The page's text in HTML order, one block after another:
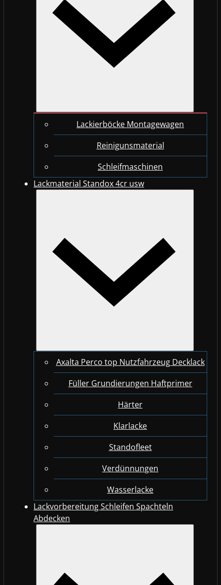
Lackierböcke Montagewagen
Reinigunsmaterial
Schleifmaschinen
Lackmaterial Standox 4cr usw
Axalta Perco top Nutzfahrzeug Decklack
Füller Grundierungen Haftprimer
Härter
Klarlacke
Standofleet
Verdünnungen
Wasserlacke
Lackvorbereitung Schleifen Spachteln
Abdecken